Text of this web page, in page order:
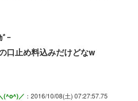
ｰ
口止め料込みだけどなw
(^o^)／ ：2016/10/08(土) 07:27:57.75